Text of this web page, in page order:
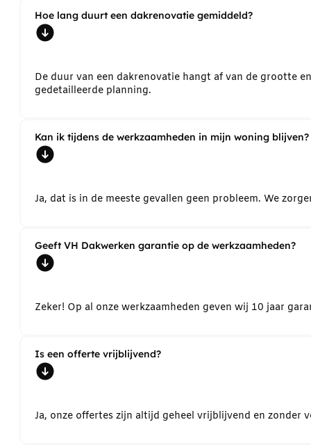
Hoe lang duurt een dakrenovatie gemiddeld?
De duur van een dakrenovatie hangt af van de grootte
gedetailleerde planning.
Kan ik tijdens de werkzaamheden in mijn woning blijven?
Ja, dat is in de meeste gevallen geen probleem. We
Geeft VH Dakwerken garantie op de werkzaamheden?
Zeker! Op al onze werkzaamheden geven wij 10 jaar
Is een offerte vrijblijvend?
Ja, onze offertes zijn altijd geheel vrijblijvend en